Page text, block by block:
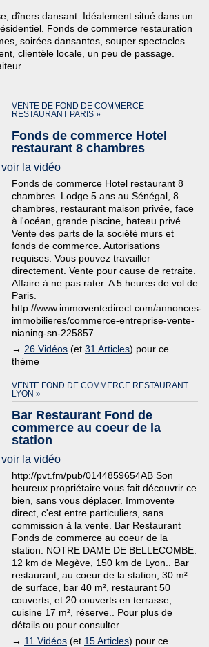
dîners dansant. Idéalement situé dans un
Fonds de commerce restauration
soirées dansantes, souper spectacles.
clientèle locale, un peu de passage.
VENTE DE FOND DE COMMERCE
RESTAURANT PARIS »
Fonds de commerce Hotel
restaurant 8 chambres
voir la vidéo
Fonds de commerce Hotel restaurant 8
chambres. Lodge 5 ans au Sénégal, 8
chambres, restaurant maison privée, face
à l'océan, grande piscine, bateau privé.
Vente des parts de la société murs et
fonds de commerce. Autorisations
requises. Vous pouvez travailler
directement. Vente pour cause de retraite.
Affaire à ne pas rater. A 5 heures de vol de
Paris.
http://www.immoventedirect.com/annonces-
immobilieres/commerce-entreprise-vente-
nianing-sn-225857
→ 26 Vidéos (et 31 Articles) pour ce
thème
VENTE FOND DE COMMERCE RESTAURANT
LYON »
Bar Restaurant Fond de
commerce au coeur de la
station
voir la vidéo
http://pvt.fm/pub/0144859654AB Son
heureux propriétaire vous fait découvrir ce
bien, sans vous déplacer. Immovente
direct, c'est entre particuliers, sans
commission à la vente. Bar Restaurant
Fonds de commerce au coeur de la
station. NOTRE DAME DE BELLECOMBE.
12 km de Megève, 150 km de Lyon.. Bar
restaurant, au coeur de la station, 30 m²
de surface, bar 40 m², restaurant 50
couverts, et 20 couverts en terrasse,
cuisine 17 m², réserve.. Pour plus de
détails ou pour consulter...
→ 11 Vidéos (et 15 Articles) pour ce